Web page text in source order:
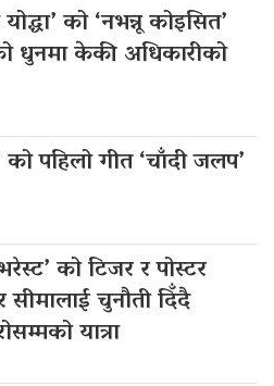
को ‘नभन्नू कोइसित’
धुनमा केकी अधिकारीको
को पहिलो गीत ‘चाँदी जलप’
को टिजर र पोस्टर
चुनौती दिँदै
यात्रा